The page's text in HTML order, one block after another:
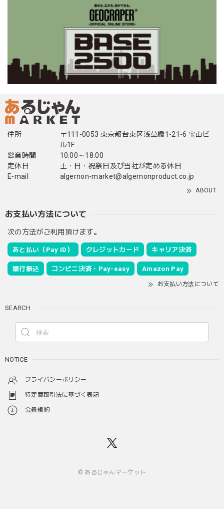
住所
〒111-0053 東京都台東区浅草橋1-21-6 宝山ビ
ル1F
営業時間
10:00～18:00
定休日
土・日・祝祭日及び当社が定める休日
E-mail
algernon-market@algernonproduct.co.jp
ABOUT
お支払い方法について
次の方法がご利用頂けます。
あと払い（Pay ID） クレジットカード キャリア決済
銀行振込 コンビニ決済・Pay-easy Amazon Pay
お支払い方法について
SEARCH
NOTICE
プライバシーポリシー
特定商取引法に基づく表記
会員規約
© あるじゃんマーケット